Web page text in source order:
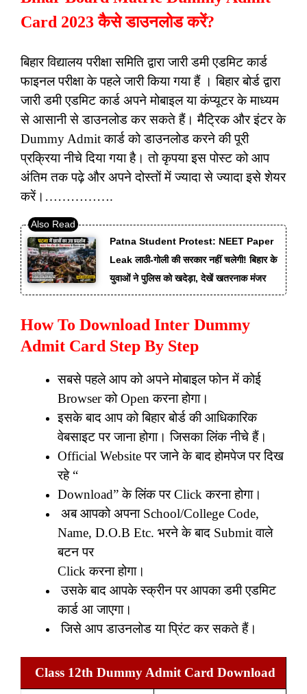
Card 2023 कैसे डाउनलोड करें?
बिहार विद्यालय परीक्षा समिति द्वारा जारी डमी एडमिट कार्ड
फाइनल परीक्षा के पहले जारी किया गया हैं । बिहार बोर्ड द्वारा
जारी डमी एडमिट कार्ड अपने मोबाइल या कंप्यूटर के माध्यम
से आसानी से डाउनलोड कर सकते हैं। मैट्रिक और इंटर के
Dummy Admitकार्ड को डाउनलोड करने की पूरी
प्रक्रिया नीचे दिया गया है। तो कृपया इस पोस्ट को आप
अंतिम तक पढ़े और अपने दोस्तों में ज्यादा से ज्यादा इसे शेयर
करें।…………….
Patna Student Protest: NEET Paper
Leak लाठी-गोली की सरकार नहीं चलेगी! बिहार के
युवाओं ने पुलिस को खदेड़ा, देखें खतरनाक मंजर
How To Download Inter Dummy
Admit Card Step By Step
सबसे पहले आप को अपने मोबाइल फोन में कोई
Browser को Open करना होगा।
इसके बाद आप को बिहार बोर्ड की आधिकारिक
वेबसाइट पर जाना होगा। जिसका लिंक नीचे हैं।
Official Website पर जाने के बाद होमपेज पर दिख
रहे “
Download” के लिंक पर Click करना होगा।
अब आपको अपना School/College Code,
Name, D.O.B Etc. भरने के बाद Submit वाले
बटन पर
Click करना होगा।
उसके बाद आपके स्क्रीन पर आपका डमी एडमिट
कार्ड आ जाएगा।
जिसे आप डाउनलोड या प्रिंट कर सकते हैं।
Class 12th Dummy Admit Card Download